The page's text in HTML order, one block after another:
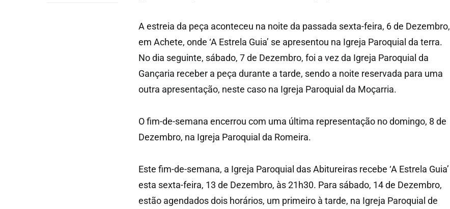
A estreia da peça aconteceu na noite da passada sexta-feira, 6 de Dezembro,
em Achete, onde ‘A Estrela Guia’ se apresentou na Igreja Paroquial da terra.
No dia seguinte, sábado, 7 de Dezembro, foi a vez da Igreja Paroquial da
Gançaria receber a peça durante a tarde, sendo a noite reservada para uma
outra apresentação, neste caso na Igreja Paroquial da Moçarria.
O fim-de-semana encerrou com uma última representação no domingo, 8 de
Dezembro, na Igreja Paroquial da Romeira.
Este fim-de-semana, a Igreja Paroquial das Abitureiras recebe ‘A Estrela Guia’
esta sexta-feira, 13 de Dezembro, às 21h30. Para sábado, 14 de Dezembro,
estão agendados dois horários, um primeiro à tarde, na Igreja Paroquial de